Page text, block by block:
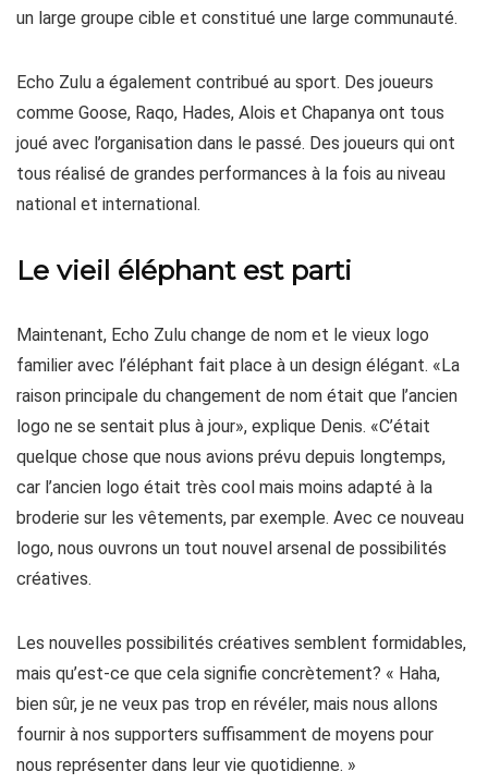
un large groupe cible et constitué une large communauté.
Echo Zulu a également contribué au sport. Des joueurs
comme Goose, Raqo, Hades, Alois et Chapanya ont tous
joué avec l’organisation dans le passé. Des joueurs qui ont
tous réalisé de grandes performances à la fois au niveau
national et international.
Le vieil éléphant est parti
Maintenant, Echo Zulu change de nom et le vieux logo
familier avec l’éléphant fait place à un design élégant. «La
raison principale du changement de nom était que l’ancien
logo ne se sentait plus à jour», explique Denis. «C’était
quelque chose que nous avions prévu depuis longtemps,
car l’ancien logo était très cool mais moins adapté à la
broderie sur les vêtements, par exemple. Avec ce nouveau
logo, nous ouvrons un tout nouvel arsenal de possibilités
créatives.
Les nouvelles possibilités créatives semblent formidables,
mais qu’est-ce que cela signifie concrètement? « Haha,
bien sûr, je ne veux pas trop en révéler, mais nous allons
fournir à nos supporters suffisamment de moyens pour
nous représenter dans leur vie quotidienne. »